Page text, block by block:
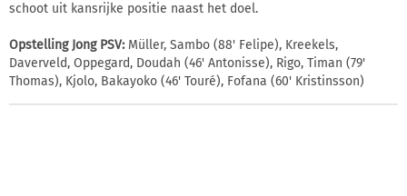
schoot uit kansrijke positie naast het doel.
Opstelling Jong PSV:Müller, Sambo (88' Felipe), Kreekels,
Daverveld, Oppegard, Doudah (46' Antonisse), Rigo, Timan (79'
Thomas), Kjolo, Bakayoko (46' Touré), Fofana (60' Kristinsson)